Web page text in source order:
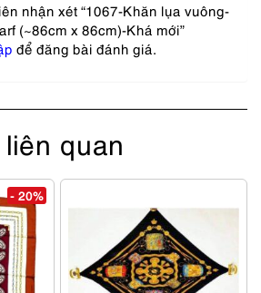
nhận xét “1067-Khăn lụa vuông-
(~86cm x 86cm)-Khá mới”
để đăng bài đánh giá.
quan
- 20%